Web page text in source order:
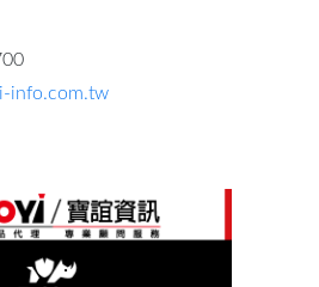
info.com.tw